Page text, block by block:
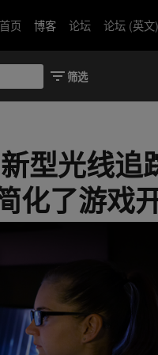
首页 博客 论坛 论坛 (英文)
型光线追
化了游戏